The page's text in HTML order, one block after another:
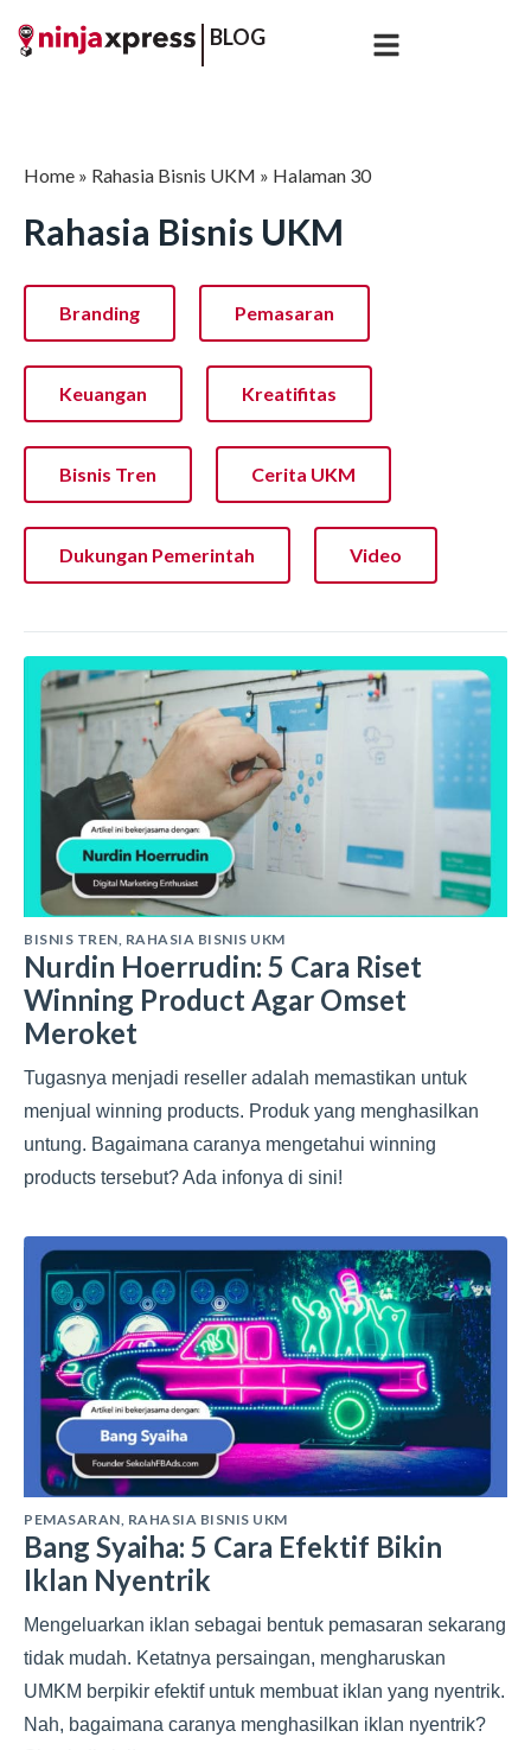
BLOG
Home » Rahasia Bisnis UKM » Halaman 30
Rahasia Bisnis UKM
Branding Pemasaran
Keuangan Kreatifitas
Bisnis Tren Cerita UKM
Dukungan Pemerintah Video
BISNIS TREN, RAHASIA BISNIS UKM
Nurdin Hoerrudin: 5 Cara Riset
Winning Product Agar Omset
Meroket
Tugasnya menjadi reseller adalah memastikan untuk
menjual winning products. Produk yang menghasilkan
untung. Bagaimana caranya mengetahui winning
products tersebut? Ada infonya di sini!
PEMASARAN, RAHASIA BISNIS UKM
Bang Syaiha: 5 Cara Efektif Bikin
Iklan Nyentrik
Mengeluarkan iklan sebagai bentuk pemasaran sekarang
tidak mudah. Ketatnya persaingan, mengharuskan
UMKM berpikir efektif untuk membuat iklan yang nyentrik.
Nah, bagaimana caranya menghasilkan iklan nyentrik?